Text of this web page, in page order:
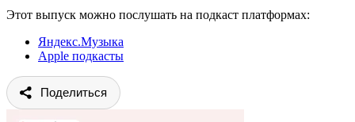
Этот выпуск можно послушать на подкаст платформах:
Яндекс.Музыка
Apple подкасты
Поделиться